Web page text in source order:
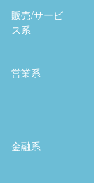
販売/サービ
ス系
営業系
金融系